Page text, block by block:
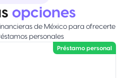
opciones
de México para ofrecerte
personales
Préstamo personal